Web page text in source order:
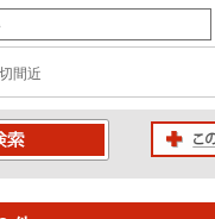
間近